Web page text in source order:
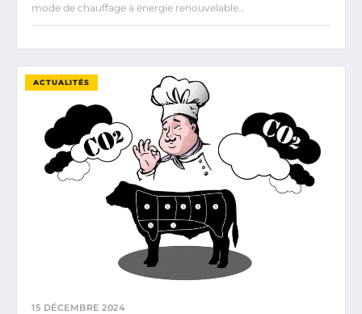
mode de chauffage à énergie renouvelable…
ACTUALITÉS
15 DÉCEMBRE 2024